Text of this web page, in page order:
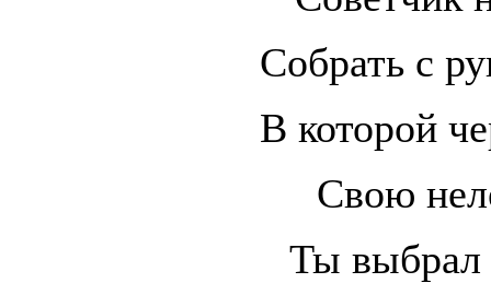
Собрать с
В которой
Свою
Ты выбрал